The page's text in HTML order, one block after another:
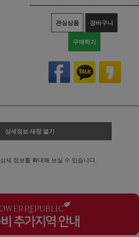
관심상품 장바구니
구매하기
상세정보 새창 열기
상세 정보를 확대해 보실 수 있습니다.